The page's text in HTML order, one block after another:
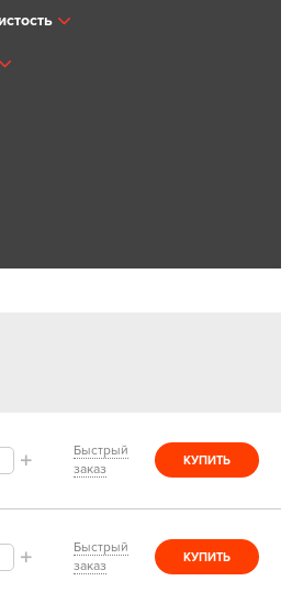
Быстрый
заказ
КУПИТЬ
Быстрый
заказ
КУПИТЬ